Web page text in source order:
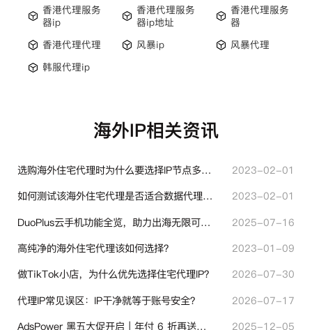
香港代理服务
器ip
香港代理服务
器ip地址
香港代理服务
器
香港代理代理
风暴ip
风暴代理
韩服代理ip
海外IP相关资讯
选购海外住宅代理时为什么要选择IP节点多的？有什么区别？
2023-02-01
如何测试该海外住宅代理是否适合数据代理使用？
2023-02-01
DuoPlus云手机功能全览，助力出海无限可能！
2025-07-16
高纯净的海外住宅代理该如何选择？
2023-01-09
做TikTok小店，为什么优先选择住宅代理IP？
2026-07-30
代理IP常见误区：IP干净就等于账号安全？
2026-07-17
AdsPower 黑五大促开启｜年付 6 折再送半年＋豪礼抽奖
2025-12-05